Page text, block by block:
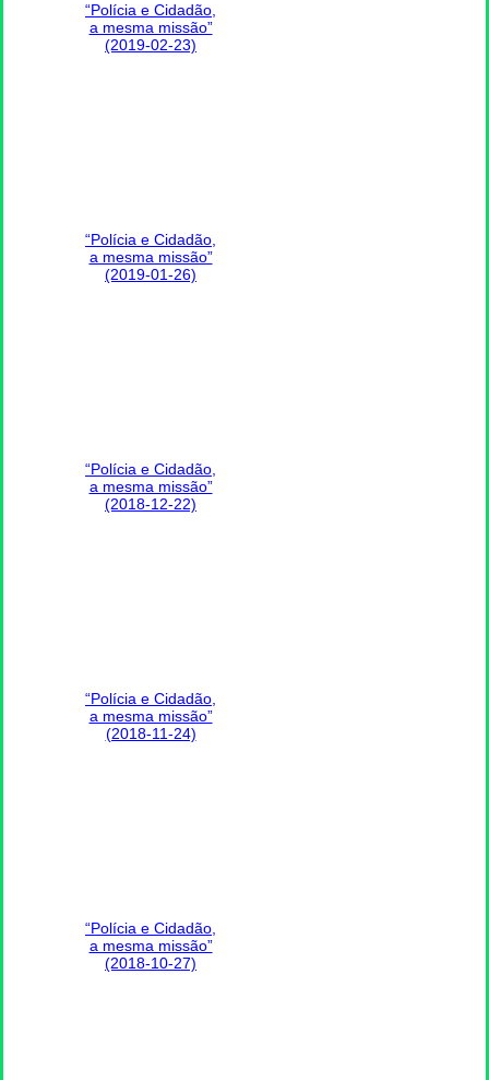
“Polícia e Cidadão,
a mesma missão”
(2019-02-23)
“Polícia e Cidadão,
a mesma missão”
(2019-01-26)
“Polícia e Cidadão,
a mesma missão”
(2018-12-22)
“Polícia e Cidadão,
a mesma missão”
(2018-11-24)
“Polícia e Cidadão,
a mesma missão”
(2018-10-27)